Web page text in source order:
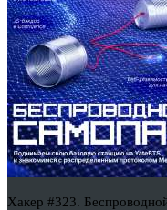
Хакер #323.